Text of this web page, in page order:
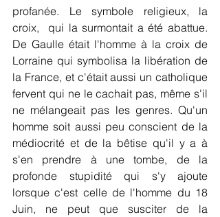
profanée. Le symbole religieux, la
croix,  qui la surmontait a été abattue.
De Gaulle était l'homme à la croix de
Lorraine qui symbolisa la libération de
la France, et c'était aussi un catholique
fervent qui ne le cachait pas, même s'il
ne mélangeait pas les genres. Qu'un
homme soit aussi peu conscient de la
médiocrité et de la bêtise qu'il y a à
s'en prendre à une tombe, de la
profonde stupidité qui s'y ajoute
lorsque c'est celle de l'homme du 18
Juin, ne peut que susciter de la